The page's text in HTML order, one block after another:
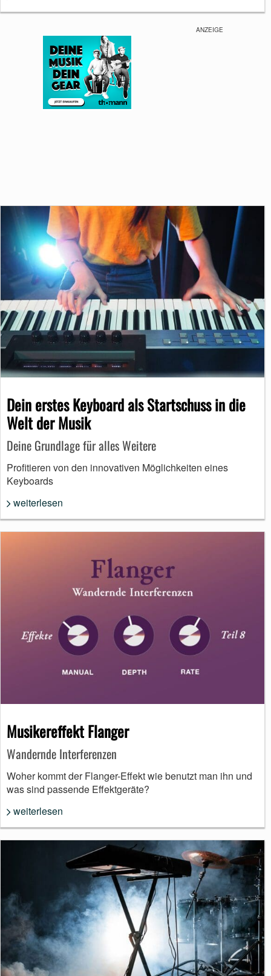
Dein erstes Keyboard als Startschuss in die
Welt der Musik
Deine Grundlage für alles Weitere
Profitieren von den innovativen Möglichkeiten eines
Keyboards
weiterlesen
Musikereffekt Flanger
Wandernde Interferenzen
Woher kommt der Flanger-Effekt wie benutzt man ihn und
was sind passende Effektgeräte?
weiterlesen